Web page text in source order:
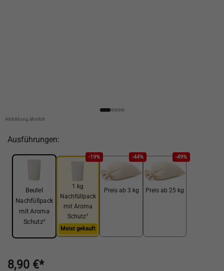
Abbildung ähnlich
Ausführungen:
Beutel
Nachfüllpack
mit Aroma
Schutz⁷
-19%
1 kg
Nachfüllpack
mit Aroma
Schutz⁷
Meist gekauft
-44%
Preis ab 3 kg
-49%
Preis ab 25 kg
8,90 €*